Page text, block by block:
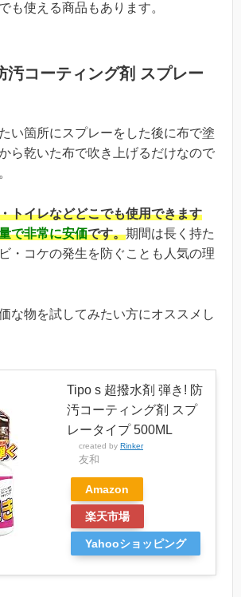
も使える商品もあります。
汚コーティング剤 スプレー
い箇所にスプレーをした後に布で塗
ら乾いた布で吹き上げるだけなので
トイレなどどこでも使用できます
で非常に安価です。期間は長く持た
・コケの発生を防ぐことも人気の理
な物を試してみたい方にオススメし
Tipo s 超撥水剤 弾き! 防
汚コーティング剤 スプ
レータイプ 500ML
created by Rinker
友和
Amazon
楽天市場
Yahooショッピング